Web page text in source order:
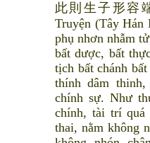
此則生子形容
Truyện (Tây Hán
phụ nhơn nhẫm
bất dược, bất
tịch bất chánh
thính dâm
chính sự. Như
chính, tài trí quá
thai, nằm không